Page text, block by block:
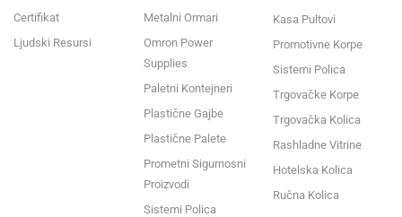
Certifikat
Ljudski Resursi
Metalni Ormari
Omron Power
Supplies
Paletni Kontejneri
Plastične Gajbe
Plastične Palete
Prometni Sigurnosni
Proizvodi
Sistemi Polica
Kasa Pultovi
Promotivne Korpe
Sistemi Polica
Trgovačke Korpe
Trgovačka Kolica
Rashladne Vitrine
Hotelska Kolica
Ručna Kolica